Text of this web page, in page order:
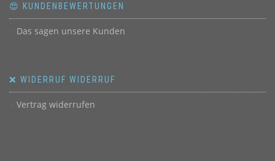
😍 KUNDENBEWERTUNGEN
Das sagen unsere Kunden
❌ WIDERRUF WIDERRUF
Vertrag widerrufen